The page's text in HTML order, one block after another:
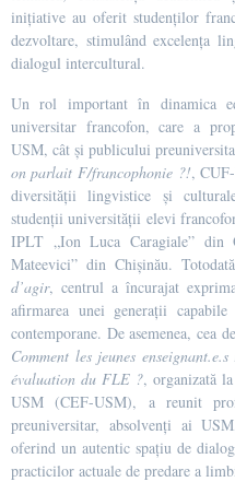
inițiative au oferit studenților
dezvoltare, stimulând excelența
dialogul intercultural.
Un rol important în dinamica
universitar francofon, care a
USM, cât și publicului
on parlait F/francophonie ?!,
diversității lingvistice și
studenții universității elevi
IPLT „Ion Luca Caragiale” din
Mateevici” din Chișinău.
d’agir, centrul a încurajat
afirmarea unei generații
contemporane. De asemenea, cea
Comment les jeunes
évaluation du FLE ?, organizată
USM (CEF-USM), a reunit
preuniversitar, absolvenți ai
oferind un autentic spațiu de
practicilor actuale de predare a